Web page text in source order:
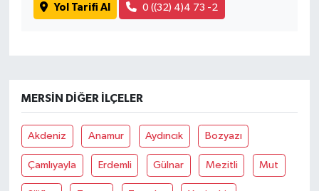
Yol Tarifi Al 0 ((32) 4)4 73 -2
MERSIN DIĞER İLÇELER
Akdeniz Anamur Aydıncık Bozyazı
Çamlıyayla Erdemli Gülnar Mezitli Mut